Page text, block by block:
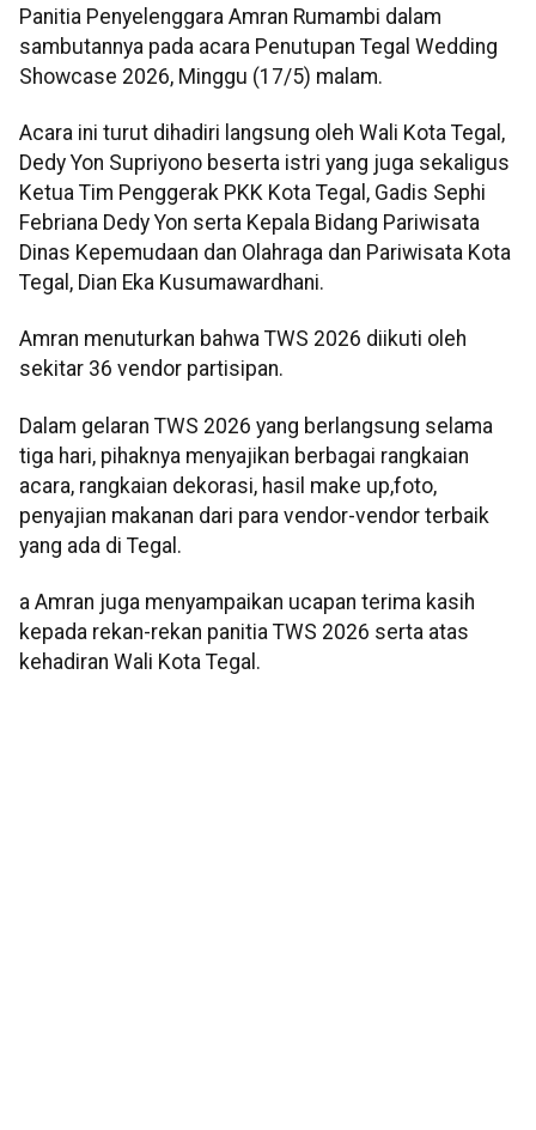
Panitia Penyelenggara Amran Rumambi dalam
sambutannya pada acara Penutupan Tegal Wedding
Showcase 2026, Minggu (17/5) malam.
Acara ini turut dihadiri langsung oleh Wali Kota Tegal,
Dedy Yon Supriyono beserta istri yang juga sekaligus
Ketua Tim Penggerak PKK Kota Tegal, Gadis Sephi
Febriana Dedy Yon serta Kepala Bidang Pariwisata
Dinas Kepemudaan dan Olahraga dan Pariwisata Kota
Tegal, Dian Eka Kusumawardhani.
Amran menuturkan bahwa TWS 2026 diikuti oleh
sekitar 36 vendor partisipan.
Dalam gelaran TWS 2026 yang berlangsung selama
tiga hari, pihaknya menyajikan berbagai rangkaian
acara, rangkaian dekorasi, hasil make up,foto,
penyajian makanan dari para vendor-vendor terbaik
yang ada di Tegal.
a Amran juga menyampaikan ucapan terima kasih
kepada rekan-rekan panitia TWS 2026 serta atas
kehadiran Wali Kota Tegal.